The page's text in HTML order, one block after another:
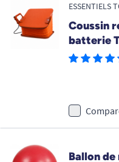
ESSENTIELS
Coussin
batterie
Ballon